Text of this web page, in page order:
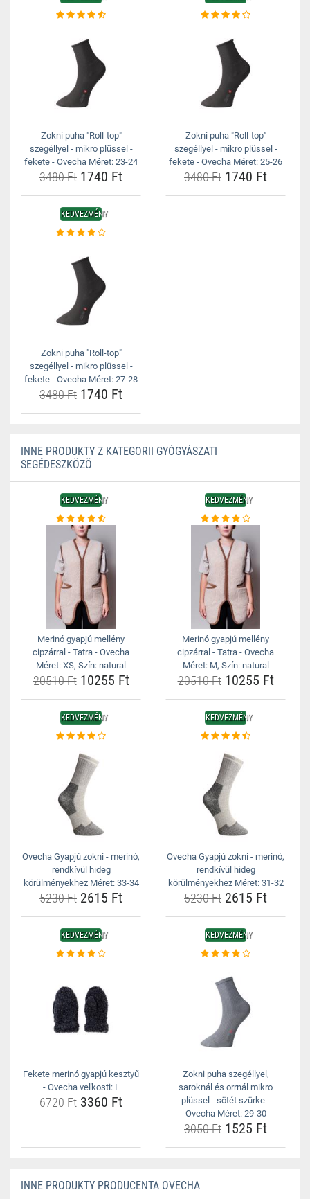
Zokni puha "Roll-top"
szegéllyel - mikro plüssel -
fekete - Ovecha Méret: 23-24
3480 Ft 1740 Ft
Zokni puha "Roll-top"
szegéllyel - mikro plüssel -
fekete - Ovecha Méret: 25-26
3480 Ft 1740 Ft
KEDVEZMÉNY
Zokni puha "Roll-top"
szegéllyel - mikro plüssel -
fekete - Ovecha Méret: 27-28
3480 Ft 1740 Ft
INNE PRODUKTY Z KATEGORII GYÓGYÁSZATI
SEGÉDESZKÖZÖ
KEDVEZMÉNY
Merinó gyapjú mellény
cipzárral - Tatra - Ovecha
Méret: XS, Szín: natural
20510 Ft10255 Ft
KEDVEZMÉNY
Merinó gyapjú mellény
cipzárral - Tatra - Ovecha
Méret: M, Szín: natural
20510 Ft10255 Ft
KEDVEZMÉNY
Ovecha Gyapjú zokni - merinó,
rendkívül hideg
körülményekhez Méret: 33-34
5230 Ft 2615 Ft
KEDVEZMÉNY
Ovecha Gyapjú zokni - merinó,
rendkívül hideg
körülményekhez Méret: 31-32
5230 Ft 2615 Ft
KEDVEZMÉNY
Fekete merinó gyapjú kesztyű
- Ovecha veľkosti: L
6720 Ft 3360 Ft
KEDVEZMÉNY
Zokni puha szegéllyel,
saroknál és orrnál mikro
plüssel - sötét szürke -
Ovecha Méret: 29-30
3050 Ft 1525 Ft
INNE PRODUKTY PRODUCENTA OVECHA